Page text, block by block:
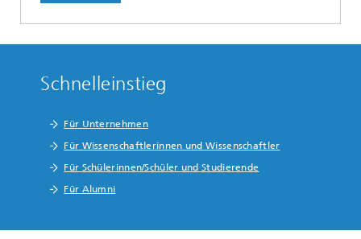
Schnelleinstieg
Für Unternehmen
Für Wissenschaftlerinnen und Wissenschaftler
Für Schülerinnen/Schüler und Studierende
Für Alumni